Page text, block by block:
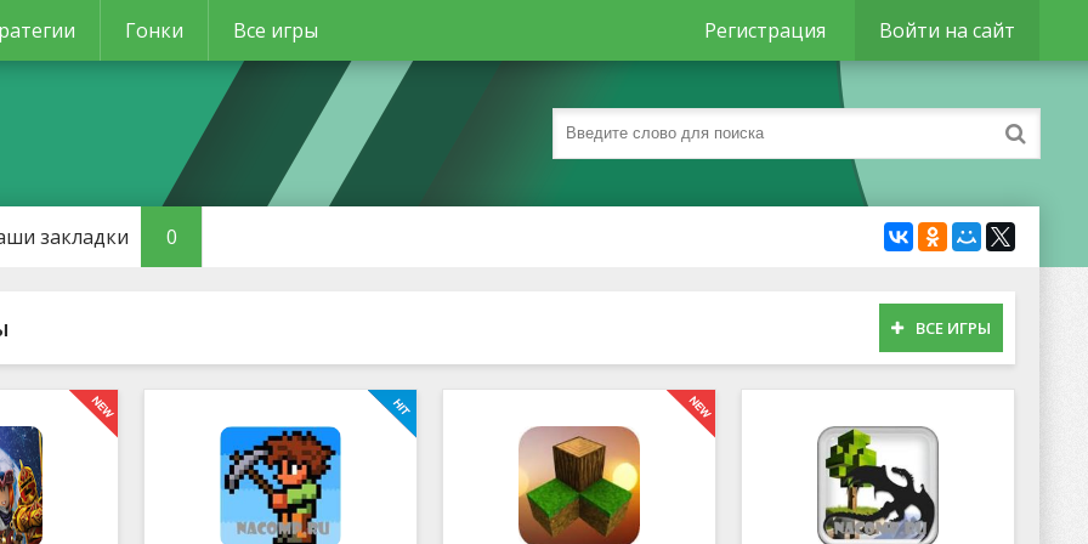
Гонки Все игры Регистрация Войти на сайт
закладки 0
ВСЕ ИГРЫ